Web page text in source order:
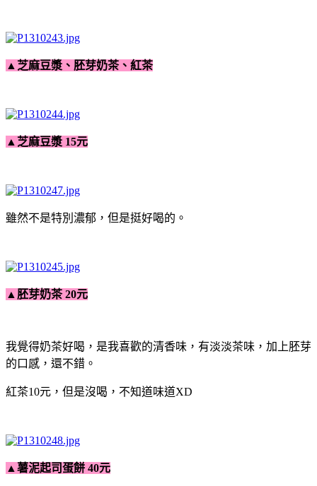
▲芝麻豆漿、胚芽奶茶、紅茶
▲芝麻豆漿 15元
雖然不是特別濃郁，但是挺好喝的。
▲ 胚芽奶茶20元
我覺得奶茶好喝，是我喜歡的清香味，有淡淡茶味，加上胚芽
的口感，還不錯。
紅茶10元，但是沒喝，不知道味道XD
▲ 薯泥起司蛋餅 40元